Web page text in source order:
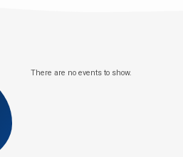
There are no events to show.